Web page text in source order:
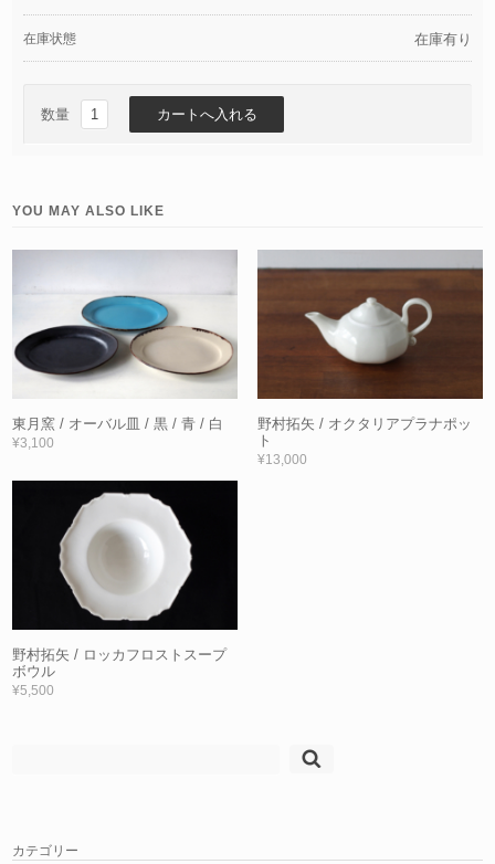
在庫状態 在庫有り
数量
YOU MAY ALSO LIKE
東月窯 / オーバル皿 / 黒 / 青 / 白
¥3,100
野村拓矢 / オクタリアプラナポッ
ト
¥13,000
野村拓矢 / ロッカフロストスープ
ボウル
¥5,500
カテゴリー